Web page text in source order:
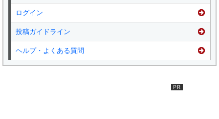
ログイン
投稿ガイドライン
ヘルプ・よくある質問